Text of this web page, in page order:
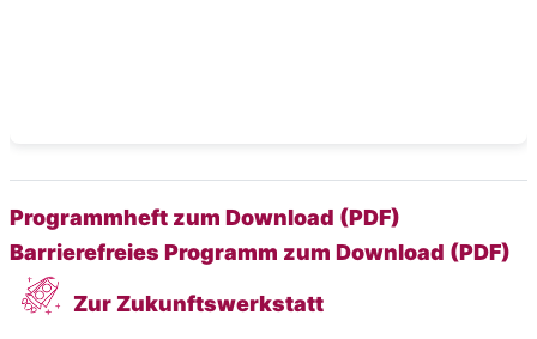
Programmheft zum Download (PDF)
Barrierefreies Programm zum Download (PDF)
Zur Zukunftswerkstatt